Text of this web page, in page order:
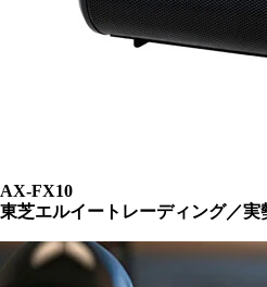
AX-FX10
東芝エルイートレーディング／実